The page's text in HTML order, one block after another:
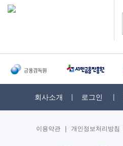
회사소개 로그인
이용약관 개인정보처리방침